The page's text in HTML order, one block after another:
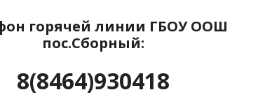
горячей линии ГБОУ ООШ
пос.Сборный:
8(8464)930418